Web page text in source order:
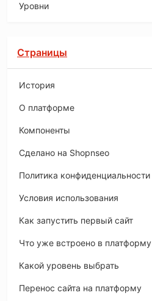
Уровни
Страницы
История
O платформе
Компоненты
Сделано на Shopnseo
Политика конфиденциальности
Условия использования
Как запустить первый сайт
Что уже встроено в платформу
Какой уровень выбрать
Перенос сайта на платформу